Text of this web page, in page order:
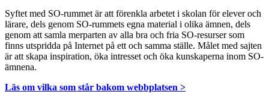
Syftet med SO-rummet är att förenkla arbetet i skolan för elever och
lärare, dels genom SO-rummets egna material i olika ämnen, dels
genom att samla merparten av alla bra och fria SO-resurser som
finns utspridda på Internet på ett och samma ställe. Målet med sajten
är att skapa inspiration, öka intresset och öka kunskaperna inom SO-
ämnena.
Läs om vilka som står bakom webbplatsen >